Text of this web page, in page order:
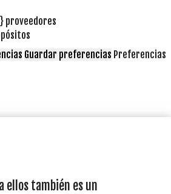
proveedores
Guardar preferencias Preferencias
ellos también es un